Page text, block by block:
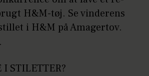
H&M-tøj. Se vinderens
i H&M på Amagertov.
.
STILETTER?